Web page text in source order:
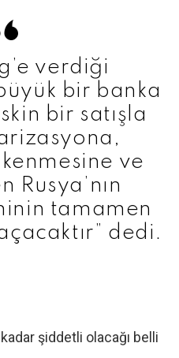
verdiği
bir banka
bir satışla
ve
Rusya’nın
tamamen
dedi.
şiddetli olacağı belli